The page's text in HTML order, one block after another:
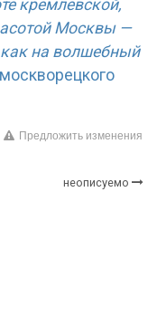
кремлевской,
Москвы —
как на волшебный
Предложить изменения
неописуемо